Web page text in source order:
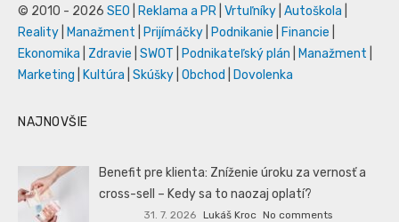
© 2010 - 2026 SEO Reklama a PR Vrtuľníky Autoškola
Reality
Manažment Prijímáčky Podnikanie Financie
Ekonomika
Zdravie SWOT Podnikateľský plán Manažment
Marketing
Kultúra Skúšky Obchod Dovolenka
NAJNOVŠIE
Benefit pre klienta: Zníženie úroku za vernosť a
cross-sell – Kedy sa to naozaj oplatí?
31. 7. 2026 Lukáš Kroc No comments